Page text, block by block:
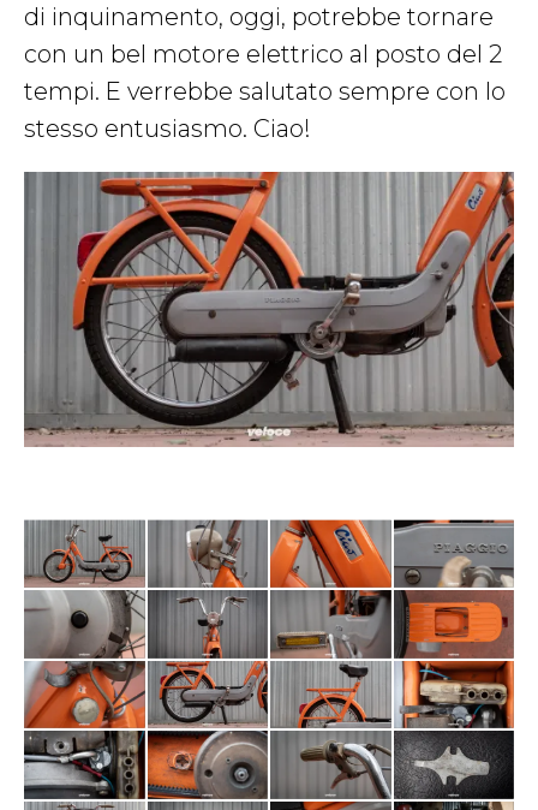
di inquinamento, oggi, potrebbe tornare
con un bel motore elettrico al posto del 2
tempi. E verrebbe salutato sempre con lo
stesso entusiasmo. Ciao!